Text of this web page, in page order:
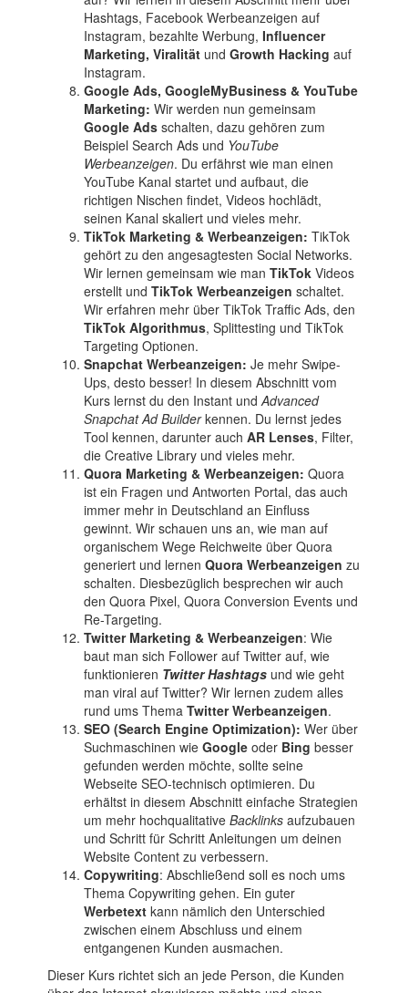
Hashtags, Facebook Werbeanzeigen auf
Instagram, bezahlte Werbung,Influencer
Marketing, Viralität und Growth Hacking auf
Instagram.
Google Ads, GoogleMyBusiness & YouTube
Marketing: Wir werden nun gemeinsam
Google Ads schalten, dazu gehören zum
Beispiel Search Ads und YouTube
Werbeanzeigen. Du erfährst wie man einen
YouTube Kanal startet und aufbaut, die
richtigen Nischen findet, Videos hochlädt,
seinen Kanal skaliert und vieles mehr.
TikTok Marketing & Werbeanzeigen: TikTok
gehört zu den angesagtesten Social Networks.
Wir lernen gemeinsam wie manTikTok Videos
erstellt undTikTok Werbeanzeigen schaltet.
Wir erfahren mehr über TikTok Traffic Ads, den
TikTok Algorithmus, Splittesting und TikTok
Targeting Optionen.
Snapchat Werbeanzeigen:Je mehr Swipe-
Ups, desto besser! In diesem Abschnitt vom
Kurs lernst du den Instant undAdvanced
Snapchat Ad Builderkennen. Du lernst jedes
Tool kennen, darunter auchAR Lenses, Filter,
die Creative Library und vieles mehr.
Quora Marketing & Werbeanzeigen:Quora
ist ein Fragen und Antworten Portal, das auch
immer mehr in Deutschland an Einfluss
gewinnt. Wir schauen uns an, wie man auf
organischem Wege Reichweite über Quora
generiert und lernenQuora Werbeanzeigen zu
schalten. Diesbezüglich besprechen wir auch
den Quora Pixel, Quora Conversion Events und
Re-Targeting.
Twitter Marketing & Werbeanzeigen: Wie
baut man sich Follower auf Twitter auf, wie
funktionieren Twitter Hashtags und wie geht
man viral auf Twitter? Wir lernen zudem alles
rund ums ThemaTwitter Werbeanzeigen.
SEO (Search Engine Optimization):Wer über
Suchmaschinen wieGoogle oder Bing besser
gefunden werden möchte, sollte seine
Webseite SEO-technisch optimieren. Du
erhältst in diesem Abschnitt einfache Strategien
um mehr hochqualitativeBacklinks aufzubauen
und Schritt für Schritt Anleitungen um deinen
Website Content zu verbessern.
Copywriting: Abschließend soll es noch ums
Thema Copywriting gehen. Ein guter
Werbetext kann nämlich den Unterschied
zwischen einem Abschluss und einem
entgangenen Kunden ausmachen.
Dieser Kurs richtet sich an jede Person, die Kunden